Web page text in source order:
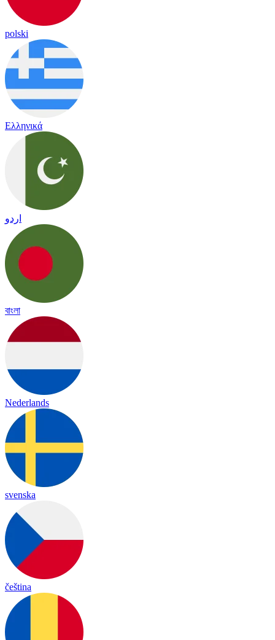
polski
Ελληνικά
اردو
বাংলা
Nederlands
svenska
čeština